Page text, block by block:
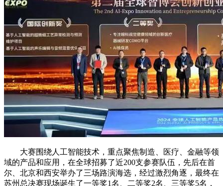
大赛围绕人工智能技术，重点聚焦制造、医疗、金融等领
域的产品和应用，在全球招募了近200支参赛队伍，先后在首
尔、北京和西安举办了三场路演海选，经过激烈角逐，最终在
苏州总决赛现场诞生了一等奖1名、二等奖2名、三等奖5名，